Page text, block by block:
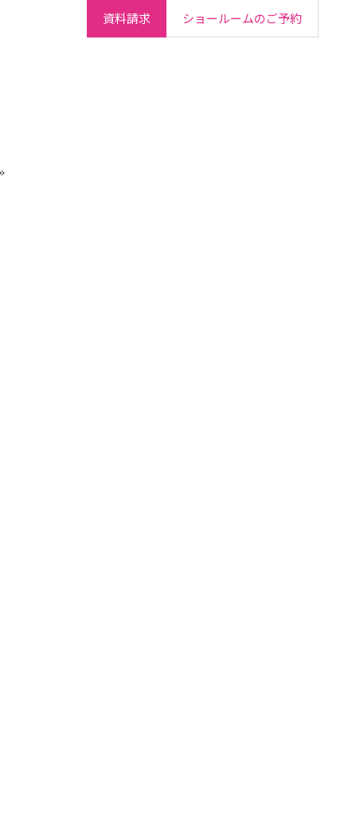
資料請求 ショールームのご予約